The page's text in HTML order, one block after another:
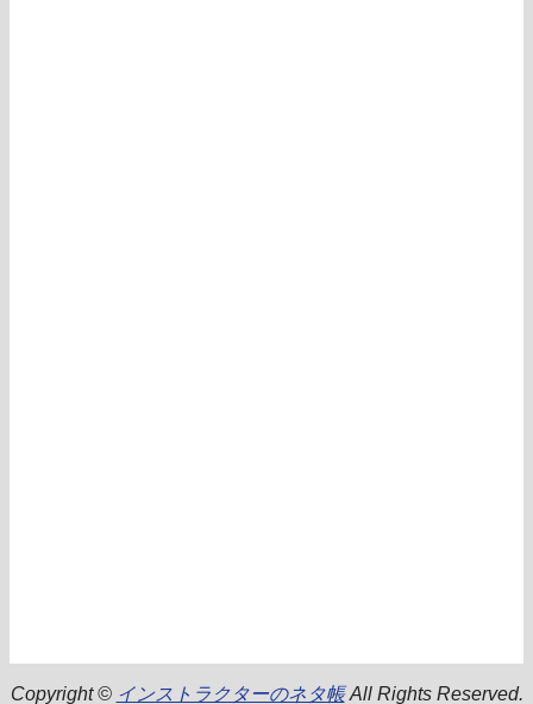
Copyright © インストラクターのネタ帳All Rights Reserved.